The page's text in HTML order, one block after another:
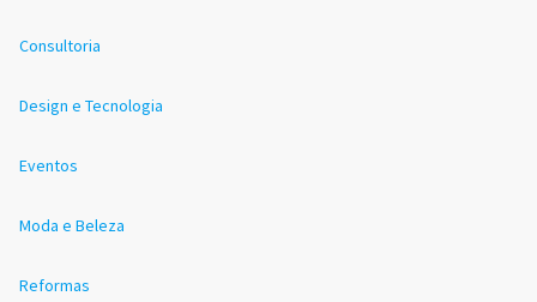
Consultoria
Design e Tecnologia
Eventos
Moda e Beleza
Reformas